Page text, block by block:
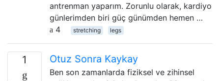
antrenman yaparım. Zorunlu olarak, kardiyo
günlerimden biri güç günümden hemen …
4
stretching legs
1 Otuz Sonra Kaykay
Ben son zamanlarda fiziksel ve zihinsel